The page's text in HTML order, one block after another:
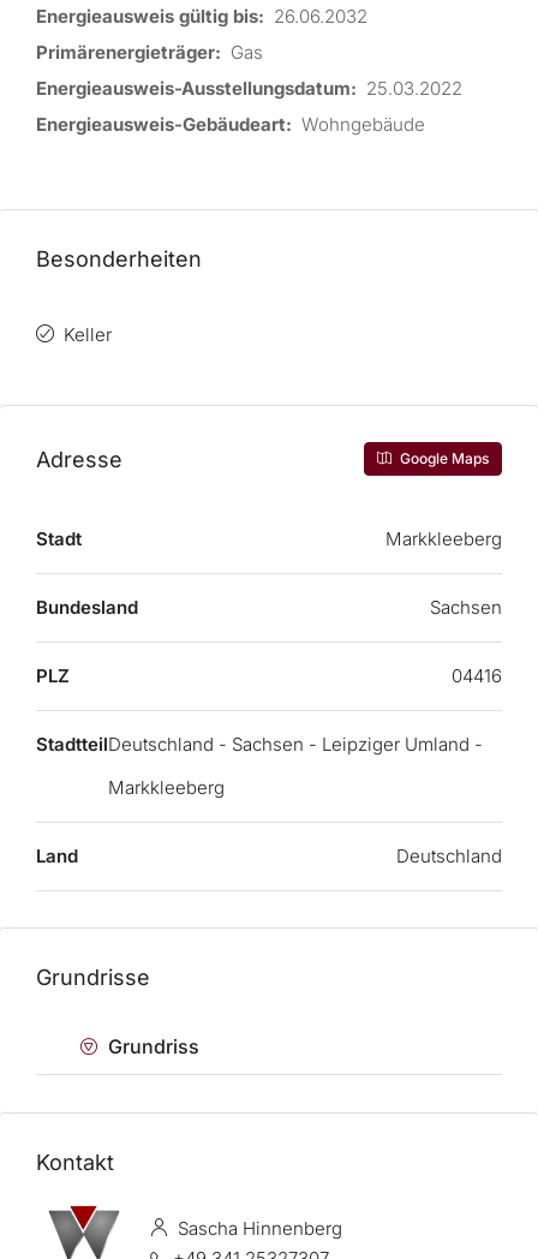
Energieausweis gültig bis: 26.06.2032
Primärenergieträger: Gas
Energieausweis-Ausstellungsdatum: 25.03.2022
Energieausweis-Gebäudeart: Wohngebäude
Besonderheiten
Keller
Adresse Google Maps
Stadt Markkleeberg
Bundesland Sachsen
PLZ 04416
StadtteilDeutschland - Sachsen - Leipziger Umland -
Markkleeberg
Land Deutschland
Grundrisse
Grundriss
Kontakt
Sascha Hinnenberg